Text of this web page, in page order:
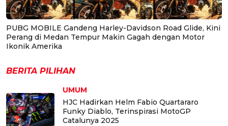
PUBG MOBILE Gandeng Harley-Davidson Road Glide, Kini
Perang di Medan Tempur Makin Gagah dengan Motor
Ikonik Amerika
BERITA PILIHAN
UMUM
HJC Hadirkan Helm Fabio Quartararo
Funky Diablo, Terinspirasi MotoGP
Catalunya 2025